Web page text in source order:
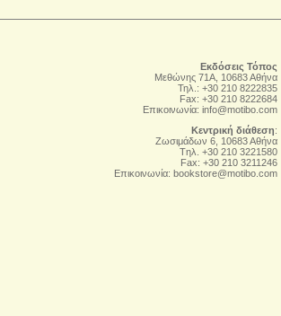
Εκδόσεις Τόπος
Μεθώνης 71Α, 10683 Αθήνα
Τηλ.: +30 210 8222835
Fax: +30 210 8222684
Επικοινωνία: info@motibo.com
Κεντρική διάθεση:
Zωσιμάδων 6, 10683 Αθήνα
Tηλ. +30 210 3221580
Fax: +30 210 3211246
Επικοινωνία: bookstore@motibo.com